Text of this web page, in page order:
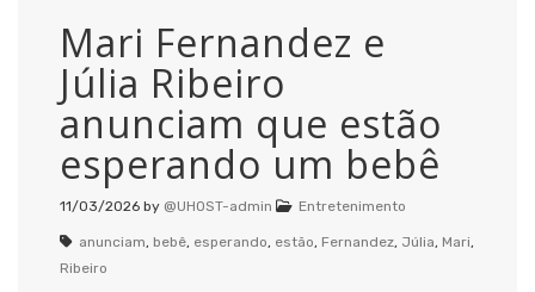
Mari Fernandez e
Júlia Ribeiro
anunciam que estão
esperando um bebê
11/03/2026 by @UHOST-admin Entretenimento
anunciam, bebê, esperando, estão, Fernandez, Júlia, Mari,
Ribeiro